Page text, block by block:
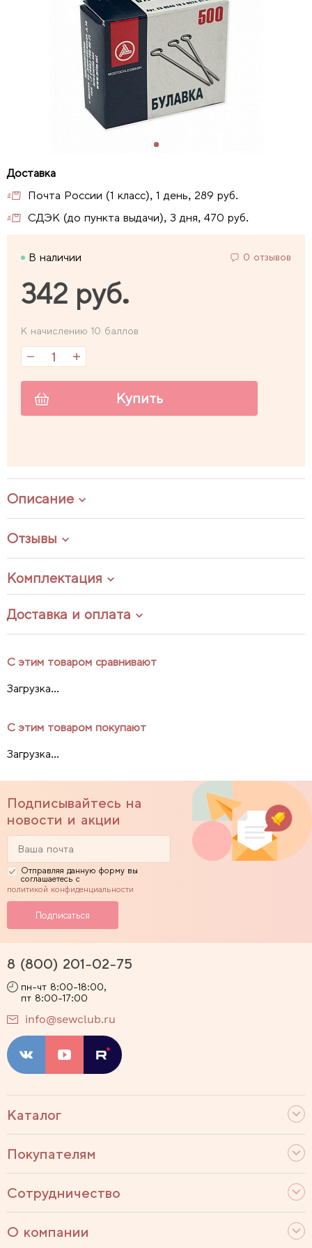
Почта России (1 класс), 1 день, 289 руб.
СДЭК (до пункта выдачи), 3 дня, 470 руб.
В наличии 0 отзывов
342 руб.
К начислению 10 баллов
Купить
Описание
Отзывы
Комплектация
Доставка и оплата
С этим товаром сравнивают
Загрузка...
С этим товаром покупают
Загрузка...
Подписывайтесь на
новости и акции
Отправляя данную форму вы
соглашаетесь с
политикой конфиденциальности
Каталог
Покупателям
Сотрудничество
О компании
8 (800) 201-02-75
пн-чт 8:00-18:00,
пт 8:00-17:00
info@sewclub.ru